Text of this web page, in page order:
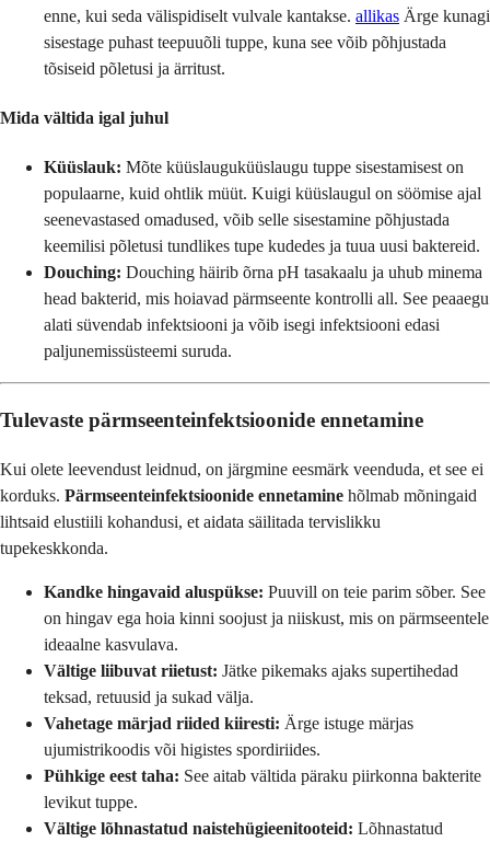
enne, kui seda välispidiselt vulvale kantakse. allikas Ärge kunagi
sisestage puhast teepuuõli tuppe, kuna see võib põhjustada
tõsiseid põletusi ja ärritust.
Mida vältida igal juhul
Küüslauk: Mõte küüslauguküüslaugu tuppe sisestamisest on
populaarne, kuid ohtlik müüt. Kuigi küüslaugul on söömise ajal
seenevastased omadused, võib selle sisestamine põhjustada
keemilisi põletusi tundlikes tupe kudedes ja tuua uusi baktereid.
Douching: Douching häirib õrna pH tasakaalu ja uhub minema
head bakterid, mis hoiavad pärmseente kontrolli all. See peaaegu
alati süvendab infektsiooni ja võib isegi infektsiooni edasi
paljunemissüsteemi suruda.
Tulevaste pärmseenteinfektsioonide ennetamine
Kui olete leevendust leidnud, on järgmine eesmärk veenduda, et see ei
korduks. Pärmseenteinfektsioonide ennetamine hõlmab mõningaid
lihtsaid elustiili kohandusi, et aidata säilitada tervislikku
tupekeskkonda.
Kandke hingavaid aluspükse: Puuvill on teie parim sõber. See
on hingav ega hoia kinni soojust ja niiskust, mis on pärmseentele
ideaalne kasvulava.
Vältige liibuvat riietust: Jätke pikemaks ajaks supertihedad
teksad, retuusid ja sukad välja.
Vahetage märjad riided kiiresti: Ärge istuge märjas
ujumistrikoodis või higistes spordiriides.
Pühkige eest taha: See aitab vältida päraku piirkonna bakterite
levikut tuppe.
Vältige lõhnastatud naistehügieenitooteid: Lõhnastatud